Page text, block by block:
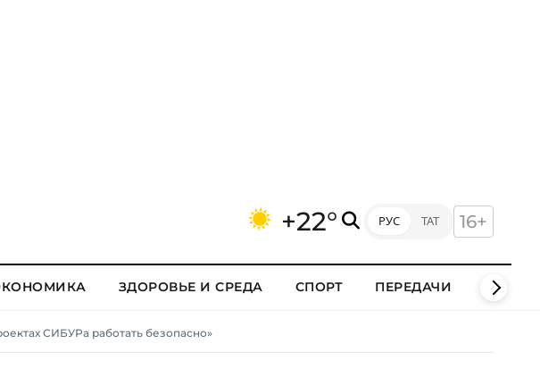
+22° РУС ТАТ 16+
ЗДОРОВЬЕ И СРЕДА СПОРТ ПЕРЕДАЧИ КЛИПЫ
СИБУРа работать безопасно»